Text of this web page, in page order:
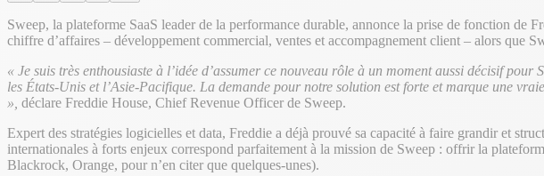
Sweep, la plateforme SaaS leader de la performance durable, annonce la prise de fonction de
chiffre d’affaires – développement commercial, ventes et accompagnement client – alors que
« Je suis très enthousiaste à l’idée d’assumer ce nouveau rôle à un moment aussi décisif
les États-Unis et l’Asie-Pacifique. La demande pour notre solution est forte et marque une
», déclare Freddie House, Chief Revenue Officer de Sweep.
Expert des stratégies logicielles et data, Freddie a déjà prouvé sa capacité à faire grandir et
internationales à forts enjeux correspond parfaitement à la mission de Sweep : offrir la
Blackrock, Orange, pour n’en citer que quelques-unes).